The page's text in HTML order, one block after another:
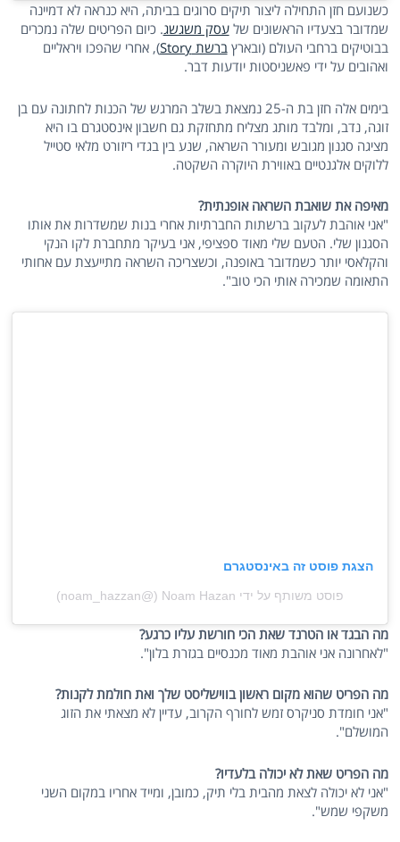
כשנועם חזן התחילה ליצור תיקים סרוגים בביתה, היא כנראה לא דמיינה
שמדובר בצעדיו הראשונים שלעסק משגשג. כיום הפריטים שלה נמכרים
בבוטיקים ברחבי העולם (ובארץברשת Story
), אחרי שהפכו ויראליים
ואהובים על ידי פאשניסטות יודעות דבר.
בימים אלה חזן בת ה-25 נמצאת בשלב המרגש של הכנות לחתונה עם בן
זוגה, נדב, ומלבד מותג מצליח מתחזקת גם חשבון אינסטגרם בו היא
מציגה סגנון מגובש ומעורר השראה, שנע בין בגדי ריזורט מלאי סטייל
ללוקים אלגנטיים באווירת היוקרה השקטה.
מאיפה את שואבת השראה אופנתית?
"אני אוהבת לעקוב ברשתות החברתיות אחרי בנות שמשדרות את אותו
הסגנון שלי. הטעם שלי מאוד ספציפי, אני בעיקר מתחברת לקו הנקי
והקלאסי יותר כשמדובר באופנה, וכשצריכה השראה מתייעצת עם אחותי
התאומה שמכירה אותי הכי טוב".
הצגת פוסט זה באינסטגרם
פוסט משותף על ידי ‏‎Noam Hazan‎‏ (@‏‎noam_hazzan‎‏)
מה הבגד או הטרנד שאת הכי חורשת עליו כרגע?
"לאחרונה אני אוהבת מאוד מכנסיים בגזרת בלון".
מה הפריט שהוא מקום ראשון בווישליסט שלך ואת חולמת לקנות?
"אני חומדת סניקרס זמש לחורף הקרוב, עדיין לא מצאתי את הזוג
המושלם".
מה הפריט שאת לא יכולה בלעדיו?
"אני לא יכולה לצאת מהבית בלי תיק, כמובן, ומייד אחריו במקום השני
משקפי שמש".